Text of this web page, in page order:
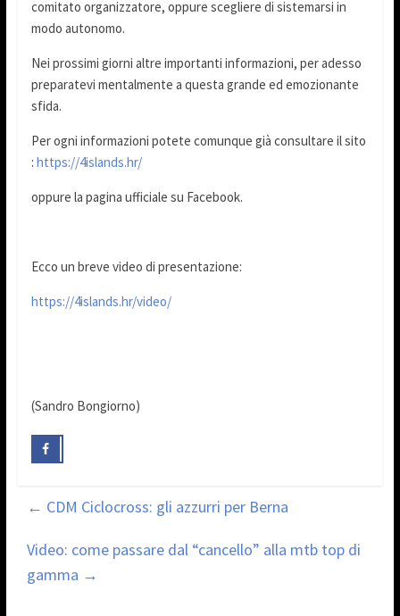
comitato organizzatore, oppure scegliere di sistemarsi in
modo autonomo.
Nei prossimi giorni altre importanti informazioni, per adesso
preparatevi mentalmente a questa grande ed emozionante
sfida.
Per ogni informazioni potete comunque già consultare il sito
: https://4islands.hr/
oppure la pagina ufficiale su Facebook.
Ecco un breve video di presentazione:
https://4islands.hr/video/
(Sandro Bongiorno)
← CDM Ciclocross: gli azzurri per Berna
Video: come passare dal “cancello” alla mtb top di
gamma →